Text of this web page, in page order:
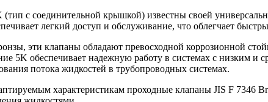
с соединительной крышкой) известны своей
легкий доступ и обслуживание, что облегчает
эти клапаны обладают превосходной коррозионной
5K обеспечивает надежную работу в системах с низким
потока жидкостей в трубопроводных системах.
характеристикам проходные клапаны JIS F